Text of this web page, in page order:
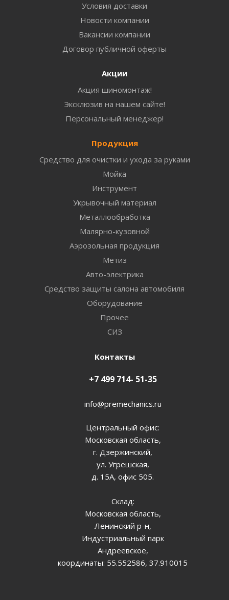
Условия доставки
Новости компании
Вакансии компании
Договор публичной оферты
Акции
Акция шиномонтаж!
Эксклюзив на нашем сайте!
Персональный менеджер!
Продукция
Средство для очистки и ухода за руками
Мойка
Инструмент
Укрывочный материал
Металлообработка
Малярно-кузовной
Аэрозольная продукция
Метиз
Авто-электрика
Средство защиты салона автомобиля
Оборудование
Прочее
СИЗ
Контакты
+7 499 714- 51-35
info@premechanics.ru
Центральный офис:
Московская область,
г. Дзержинский,
ул. Угрешская,
д. 15А, офис 505.
Склад:
Московская область,
Ленинский р-н,
Индустриальный парк
Андреевское,
координаты: 55.552586, 37.910015